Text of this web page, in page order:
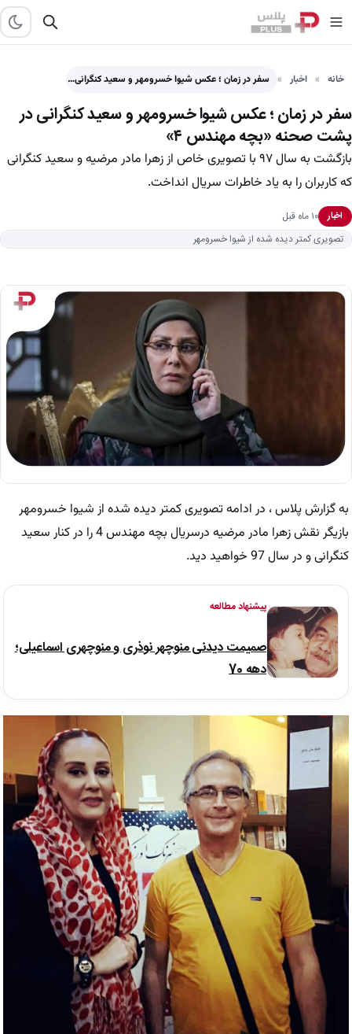
خانه اخبار سفر در زمان ؛ عکس شیوا خسرومهر و سعید کنگرانی…
سفر در زمان ؛ عکس شیوا خسرومهر و سعید کنگرانی در
پشت صحنه «بچه مهندس ۴»
بازگشت به سال ۹۷ با تصویری خاص از زهرا مادر مرضیه و سعید کنگرانی
که کاربران را به یاد خاطرات سریال انداخت.
اخبار
۱۰ ماه قبل
تصویری کمتر دیده شده از شیوا خسرومهر
به گزارش پلاس ، در ادامه تصویری کمتر دیده شده از شیوا خسرومهر
بازیگر نقش زهرا مادر مرضیه درسریال بچه مهندس 4 را در کنار سعید
کنگرانی و در سال 97 خواهید دید.
پیشنهاد مطالعه
صمیمت دیدنی منوچهر نوذری و منوچهری اسماعیلی؛
دهه 70